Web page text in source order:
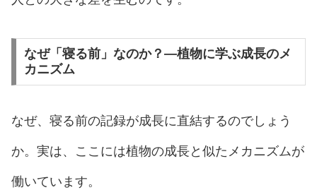
なぜ「寝る前」なのか？―植物に学ぶ成長のメ
カニズム
なぜ、寝る前の記録が成長に直結するのでしょう
か。実は、ここには植物の成長と似たメカニズムが
働いています。